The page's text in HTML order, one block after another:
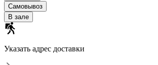
Самовывоз
В зале
Указать адрес доставки